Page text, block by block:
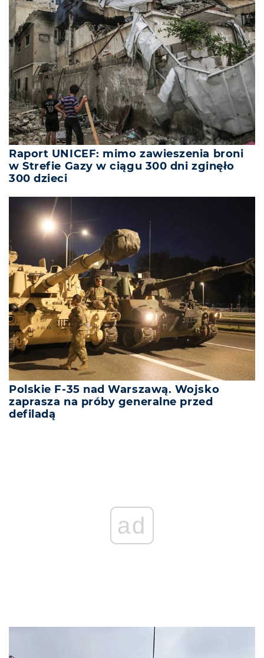
Raport UNICEF: mimo zawieszenia broni
w Strefie Gazy w ciągu 300 dni zginęło
300 dzieci
Polskie F-35 nad Warszawą. Wojsko
zaprasza na próby generalne przed
defiladą
ad